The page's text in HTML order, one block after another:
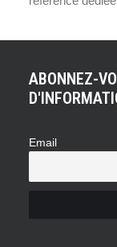
ABONNEZ-
Email